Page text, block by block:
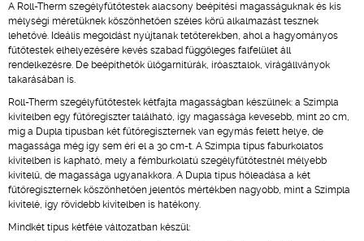
A Roll-Therm szegélyfűtőtestek alacsony beépítési magasságuknak és kis
mélységi méretüknek köszönhetően széles körű alkalmazást tesznek
lehetővé. Ideális megoldást nyújtanak tetőterekben, ahol a hagyományos
fűtőtestek elhelyezésére kevés szabad függőleges falfelület áll
rendelkezésre. De beépíthetők ülőgarnitúrák, íróasztalok, virágállványok
takarásában is.
Roll-Therm szegélyfűtőtestek kétfajta magasságban készülnek: a Szimpla
kivitelben egy fűtőregiszter található, így magassága kevesebb, mint 20 cm,
míg a Dupla típusban két fűtőregiszternek van egymás felett helye, de
magassága még így sem éri el a 30 cm-t. A Szimpla típus faburkolatos
kivitelben is kapható, mely a fémburkolatú szegélyfűtőtestnél mélyebb
kivitelű, de magassága ugyanakkora. A Dupla típus hőleadása a két
fűtőregiszternek köszönhetően jelentős mértékben nagyobb, mint a Szimpla
kivitelé, így rövidebb kivitelben is hatékony.
Mindkét típus kétféle változatban készül: